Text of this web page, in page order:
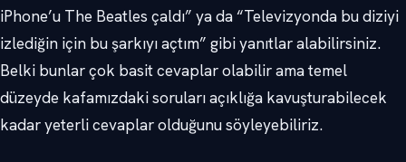
iPhone’u The Beatles çaldı” ya da “Televizyonda bu diziyi
izlediğin için bu şarkıyı açtım” gibi yanıtlar alabilirsiniz.
Belki bunlar çok basit cevaplar olabilir ama temel
düzeyde kafamızdaki soruları açıklığa kavuşturabilecek
kadar yeterli cevaplar olduğunu söyleyebiliriz.